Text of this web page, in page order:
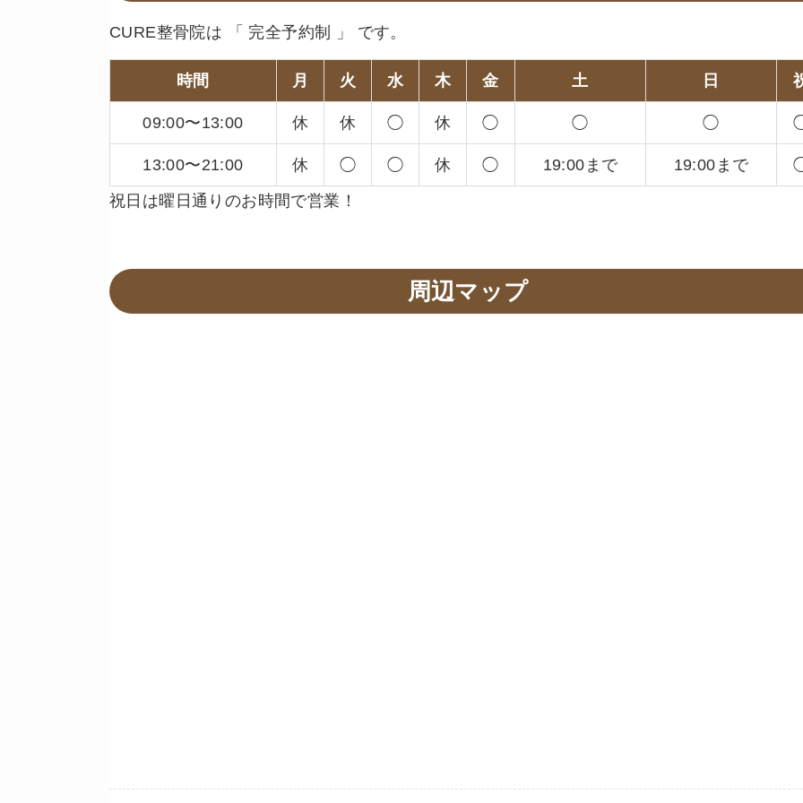
CURE整骨院は 「 完全予約制 」 です。
時間 月 火 水 木 金 土 日
09:00〜13:00 休 休 ◯ 休 ◯ ◯ ◯
13:00〜21:00 休 ◯ ◯ 休 ◯ 19:00まで 19:00まで
祝日は曜日通りのお時間で営業！
周辺マップ